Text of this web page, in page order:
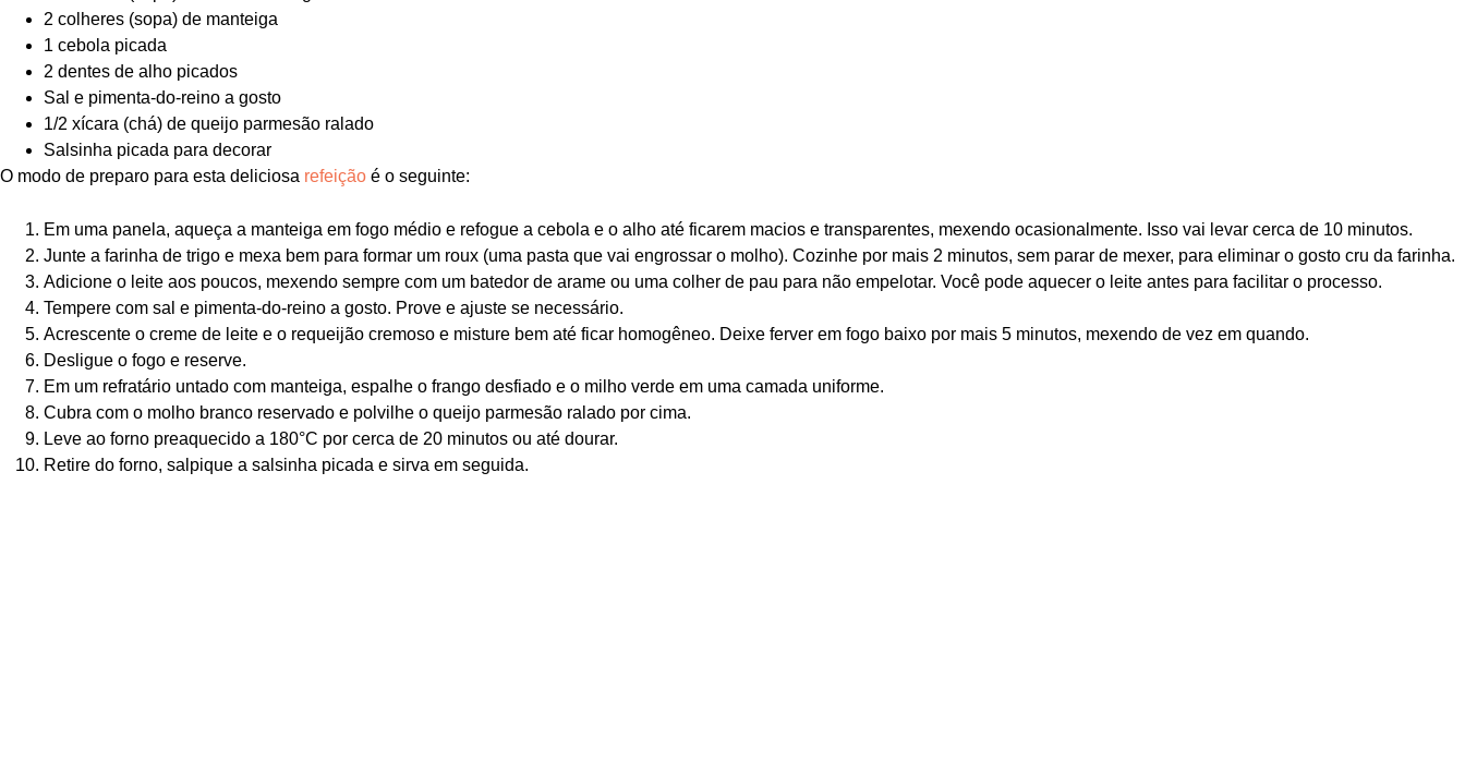
2 colheres (sopa) de manteiga
1 cebola picada
2 dentes de alho picados
Sal e pimenta-do-reino a gosto
1/2 xícara (chá) de queijo parmesão ralado
Salsinha picada para decorar
O modo de preparo para esta deliciosa refeição é o seguinte:
Em uma panela, aqueça a manteiga em fogo médio e refogue a cebola e o alho até ficarem macios e transparentes, mexendo ocasionalmente. Isso vai levar cerca de 10 minutos.
Junte a farinha de trigo e mexa bem para formar um roux (uma pasta que vai engrossar o molho). Cozinhe por mais 2 minutos, sem parar de mexer, para eliminar o gosto cru da farinha.
Adicione o leite aos poucos, mexendo sempre com um batedor de arame ou uma colher de pau para não empelotar. Você pode aquecer o leite antes para facilitar o processo.
Tempere com sal e pimenta-do-reino a gosto. Prove e ajuste se necessário.
Acrescente o creme de leite e o requeijão cremoso e misture bem até ficar homogêneo. Deixe ferver em fogo baixo por mais 5 minutos, mexendo de vez em quando.
Desligue o fogo e reserve.
Em um refratário untado com manteiga, espalhe o frango desfiado e o milho verde em uma camada uniforme.
Cubra com o molho branco reservado e polvilhe o queijo parmesão ralado por cima.
Leve ao forno preaquecido a 180°C por cerca de 20 minutos ou até dourar.
Retire do forno, salpique a salsinha picada e sirva em seguida.